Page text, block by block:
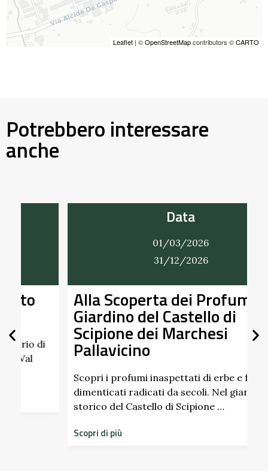
Leaflet | ©OpenStreetMapcontributors ©CARTO
Potrebbero interessare
anche
01/03/2026
31/12/2026
Alla Scoperta dei Profumi del
Giardino del Castello di
Scipione dei Marchesi
Pallavicino
Scopri i profumi inaspettati di erbe e frutti
dimenticati radicati da secoli. Nel giardino
storico del Castello di Scipione …
Scopri di più